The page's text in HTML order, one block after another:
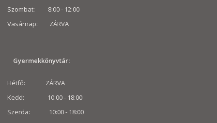
Szombat: 8:00 - 12:00
Vasárnap: ZÁRVA
Gyermekkönyvtár:
Hétfő: ZÁRVA
Kedd: 10:00 - 18:00
Szerda: 10:00 - 18:00